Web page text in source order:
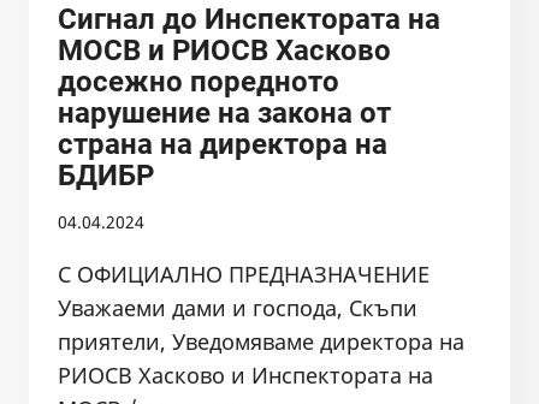
ВЪЧА
И
ПИТЕЙНОТО
ВОДОСНАБДЯВАНЕ
В
ОБЛАСТ
ОТ
МИНИСТЪРА
ОСВ
ДОСЕЖНО
Сигнал до Инспектората на
МОСВ и РИОСВ Хасково
досежно поредното
нарушение на закона от
страна на директора на
БДИБР
04.04.2024
С ОФИЦИАЛНО ПРЕДНАЗНАЧЕНИЕ
Уважаеми дами и господа, Скъпи
приятели, Уведомяваме директора на
РИОСВ Хасково и Инспектората на